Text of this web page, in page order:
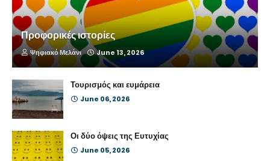
Προφορικές ιστορίες
Ψηφιακό Μελάνι June 13, 2026
Τουρισμός και ευμάρεια
June 06, 2026
Οι δύο όψεις της Ευτυχίας
June 05, 2026